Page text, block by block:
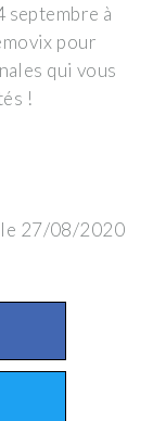
septembre à
pour
qui vous
!
27/08/2020